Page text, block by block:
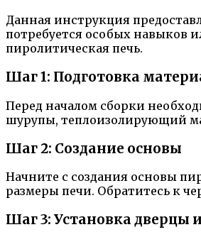
Данная инструкция
потребуется особых навыков
пиролитическая печь.
Шаг 1: Подготовка
Перед началом сборки
шурупы, теплоизолирующий
Шаг 2: Создание основы
Начните с создания основы
размеры печи. Обратитесь к
Шаг 3: Установка дверцы